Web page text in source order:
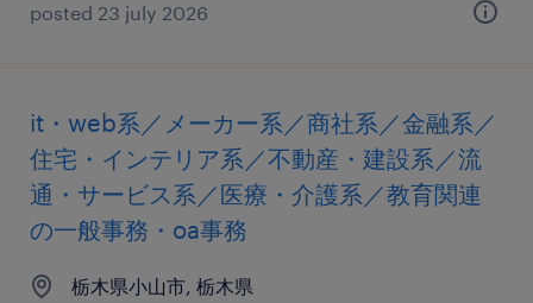
posted 23 july 2026
it・web系／メーカー系／商社系／金融系／
住宅・インテリア系／不動産・建設系／流
通・サービス系／医療・介護系／教育関連
の一般事務・oa事務
栃木県小山市, 栃木県